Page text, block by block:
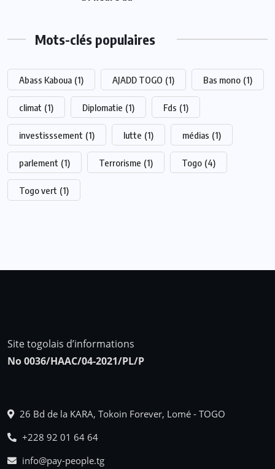
Mots-clés populaires
Abass Kaboua (1) AJADD TOGO (1) Bas mono (1)
climat (1) Diplomatie (1) Fds (1)
investisssement (1) lutte (1) médias (1)
parlement (1) Terrorisme (1) Togo (4)
Togo vert (1)
Site togolais d’informations
No 0036/HAAC/04-2021/PL/P
26 Bd de la KARA, Tokoin Forever, Lomé - TOGO
+228 92 01 64 64
info@pay-people.tg